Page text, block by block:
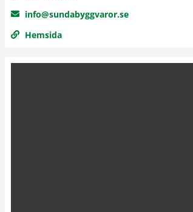
info@sundabyggvaror.se
Hemsida